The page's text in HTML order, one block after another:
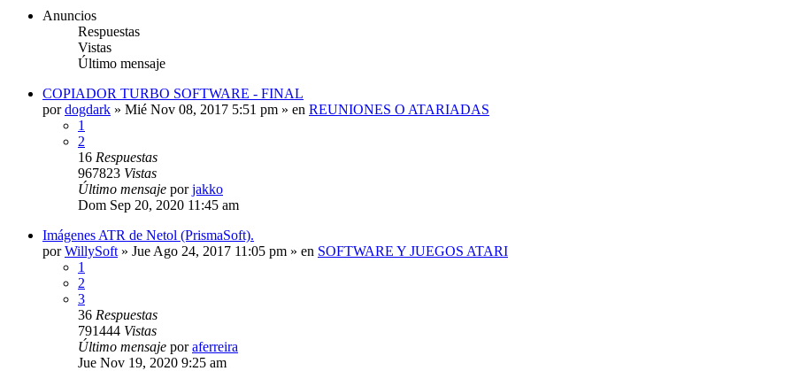
Anuncios
Respuestas
Vistas
Último mensaje
COPIADOR TURBO SOFTWARE - FINAL
pordogdark » Mié Nov 08, 2017 5:51 pm » en REUNIONES O ATARIADAS
1
2
16 Respuestas
967823 Vistas
Último mensaje porjakko
Dom Sep 20, 2020 11:45 am
Imágenes ATR de Netol (PrismaSoft).
porWillySoft » Jue Ago 24, 2017 11:05 pm » en SOFTWARE Y JUEGOS ATARI
1
2
3
36 Respuestas
791444 Vistas
Último mensaje poraferreira
Jue Nov 19, 2020 9:25 am